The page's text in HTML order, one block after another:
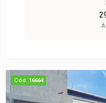
fluxo de veículos e
excelente exposição
para clientes. Com
quem procura um novo
uma região
Agende sua visita e
Cód. 16664